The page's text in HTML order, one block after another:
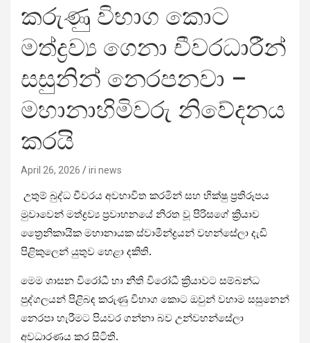
කරුණු විභාග කොට
මත්ද්‍රව්‍ය ගෙනා චීවරධාරීන්
සසුනින් නෙරපනවා –
මහානාහිමිවරු නිවේදනය
කරයි
April 26, 2026 iri news
උතුම් බුද්ධ චීවරය අවභාවිත කරමින් සහ භික්ෂු ප්‍රතිරූපය
මුවාවෙන් මත්ද්‍රව්‍ය ප්‍රවාහනයේ නිරත වූ පිරිසගේ ක්‍රියාව
ත්‍රෛනිකායික මහානායක ස්වාමීන්ද්‍රයන් වහන්සේලා දැඩි
පිළිකුලෙන් යුතුව හෙළා දකිති.
මෙම ශාසන විරෝධී හා නීති විරෝධී ක්‍රියාවට සම්බන්ධ
පුද්ගලයන් පිළිබඳ කරුණු විභාග කොට ඔවුන් වහාම සසුනෙන්
නෙරපා හැරීමට පියවර ගන්නා බව උන්වහන්සේලා
අවධාරණය කර සිටිති.